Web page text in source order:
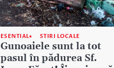
ESENTIAL STIRI LOCALE
Gunoaiele sunt la tot
pasul în pădurea Sf.